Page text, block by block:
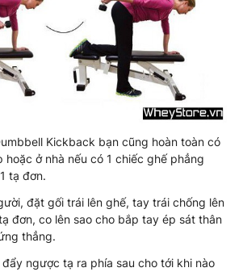
Kickback bạn cũng hoàn toàn có
ở nhà nếu có 1 chiếc ghế phẳng
tạ đơn.
đặt gối trái lên ghế, tay trái chống lên
đơn, co lên sao cho bắp tay ép sát thân
thẳng.
ngược tạ ra phía sau cho tới khi nào